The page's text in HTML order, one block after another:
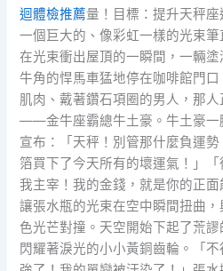
迴體檢推薦量！目標：提升天秤座
一個巨大的、像彩虹一樣的光束
在光束衝出屋頂的一瞬間，一輛
牛角的悍馬車猛地停在咖啡館門
肌肉、戴著鑽石項圈的男人，那
——金牛座霸總牛土豪。牛土豪一
宣布：「天秤！別管那什麼負運
箔買下了今天所有的壞運氣！」
我主宰！我的金錢，就是你的正面
讓張水瓶的光束在空中瞬間扭曲
色光芒對撞。天空開始下起了荒
閃耀著淚光的小小黃銅齒輪。「